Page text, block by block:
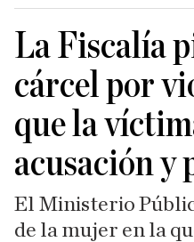
La Fiscalía
cárcel por
que la
acusación y
El Ministerio
de la mujer en la